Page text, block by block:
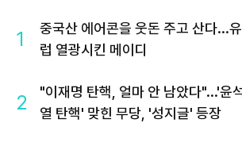
1
중국산 에어콘을 웃돈 주고 산다...유
럽 열광시킨 메이디
2
"이재명 탄핵, 얼마 안 남았다"...'윤
열 탄핵' 맞힌 무당, '성지글' 등장